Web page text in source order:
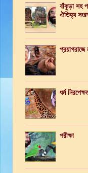
বাঁকুড়া সহ
ঐতিহ্য
প্রয়াগরাজে
ধর্ম
পরীক্ষা